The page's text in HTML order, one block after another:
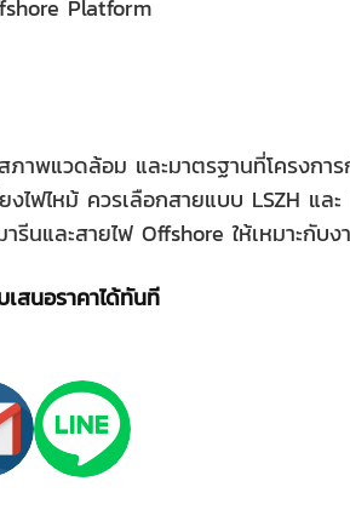
Platform
พแวดล้อม และมาตรฐานที่โครงการ
ฟไหม้ ควรเลือกสายแบบ LSZH แล
นและสายไฟ Offshore ให้เหมาะกับ
สนอราคาได้ทันที